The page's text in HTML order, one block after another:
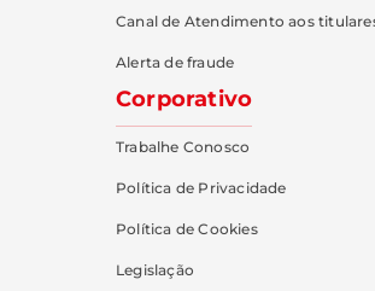
Canal de Atendimento aos
Alerta de fraude
Corporativo
Trabalhe Conosco
Política de Privacidade
Política de Cookies
Legislação